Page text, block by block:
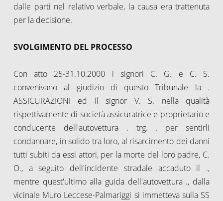
dalle parti nel relativo verbale, la causa era trattenuta
per la decisione.
SVOLGIMENTO DEL PROCESSO
Con atto 25-31.10.2000 i signori C. G. e C. S.
convenivano al giudizio di questo Tribunale la .
ASSICURAZIONI ed il signor V. S. nella qualità
rispettivamente di società assicuratrice e proprietario e
conducente dell'autovettura . trg. . per sentirli
condannare, in solido tra loro, al risarcimento dei danni
tutti subiti da essi attori, per la morte del loro padre, C.
O., a seguito dell'incidente stradale accaduto il .,
mentre quest'ultimo alla guida dell'autovettura ., dalla
vicinale Muro Leccese-Palmariggi si immetteva sulla SS